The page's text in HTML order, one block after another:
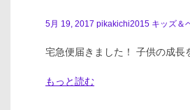
5月 19, 2017 pikakichi2015 キッズ＆
宅急便届きました！ 子供の成長
もっと読む